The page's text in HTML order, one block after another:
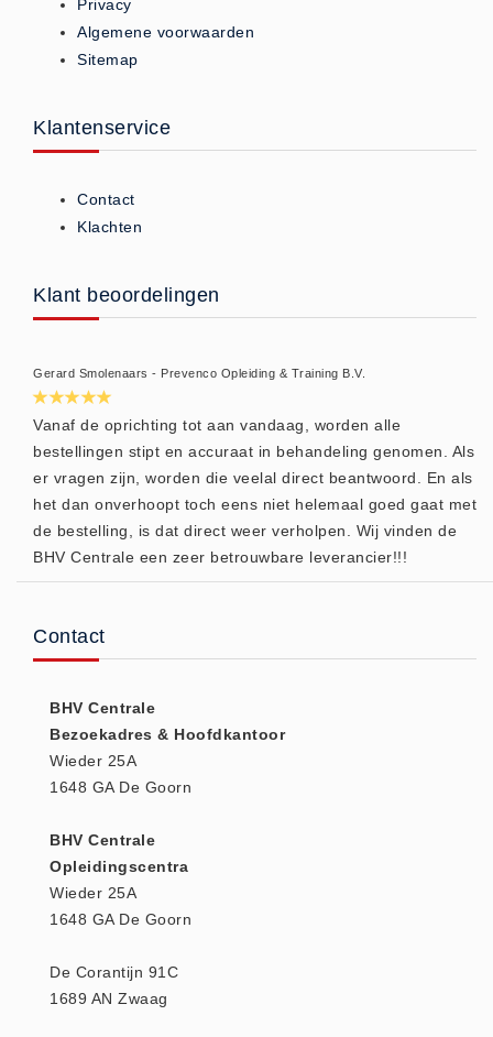
CO melders (2)
Rookmelders (8)
Brandwondmaterialen -
CO2 meters (0)
COVID-19 artikelen (0)
COVID-19 artikelen
COVID-19 artikelen (0)
Drogisterij
Desinfectants (6)
Geneesmiddelen (0)
Overige (1)
Teken - Beten sets (5)
Vitamines en mineralen (0)
Eerste Hulp Paneel
Evacuatie
Evacuatie (19)
Noodkoffer (0)
Stoelen (5)
Zaklampen (9)
Privacy
Algemene voorwaarden
Sitemap
Klantenservice
Contact
Klachten
Klant beoordelingen
Gerard Smolenaars - Prevenco Opleiding & Training B.V.
Vanaf de oprichting tot aan vandaag, worden alle
bestellingen stipt en accuraat in behandeling genomen. Als
er vragen zijn, worden die veelal direct beantwoord. En als
het dan onverhoopt toch eens niet helemaal goed gaat met
de bestelling, is dat direct weer verholpen. Wij vinden de
BHV Centrale een zeer betrouwbare leverancier!!!
Contact
BHV Centrale
Bezoekadres & Hoofdkantoor
Wieder 25A
1648 GA De Goorn
BHV Centrale
Opleidingscentra
Wieder 25A
1648 GA De Goorn
De Corantijn 91C
1689 AN Zwaag